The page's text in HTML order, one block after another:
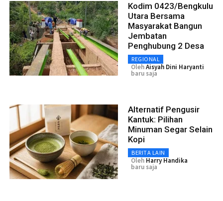
Kodim 0423/Bengkulu
Utara Bersama
Masyarakat Bangun
Jembatan
Penghubung 2 Desa
REGIONAL
OlehAisyah Dini Haryanti
baru saja
Alternatif Pengusir
Kantuk: Pilihan
Minuman Segar Selain
Kopi
BERITA LAIN
Oleh Harry Handika
baru saja